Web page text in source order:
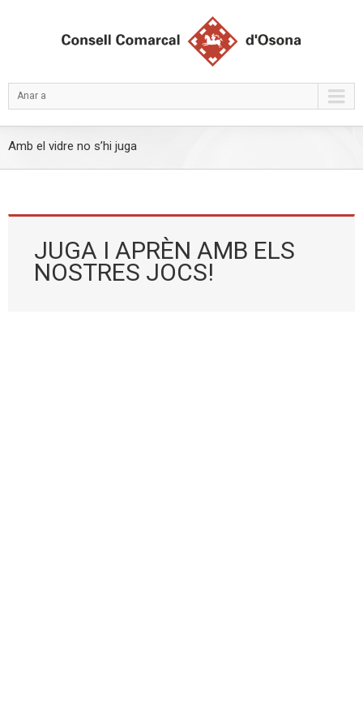
Anar a
Amb el vidre no s’hi juga
JUGA I APRÈN AMB ELS
NOSTRES JOCS!